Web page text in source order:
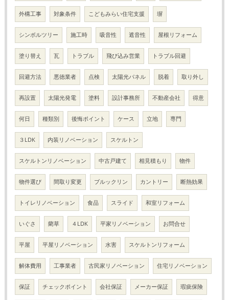
外構工事 対象条件 こどもみらい住宅支援 塀
シンボルツリー 施工時 吸音性 遮音性 屋根リフォーム
塗り替え 瓦 トラブル 飛び込み営業 トラブル回避
回避方法 悪徳業者 点検 太陽光パネル 脱着 取り外し
再設置 太陽光発電 塗料 設計事務所 不動産会社 得意
何日 種類別 後悔ポイント ケース 立地 専門
３LDK 内装リノベーション スケルトン
スケルトンリノベーション 中古戸建て 相見積もり 物件
物件選び 間取り変更 ブルックリン カントリー 断熱効果
トイレリノベーション 食品 スライド 和室リフォーム
いぐさ 藺草 ４LDK 平家リノベーション お問合せ
平屋 平屋リノベーション 水害 スケルトンリフォーム
解体費用 工事業者 古民家リノベーション 住宅リノベーション
保証 チェックポイント 会社保証 メーカー保証 瑕疵保険